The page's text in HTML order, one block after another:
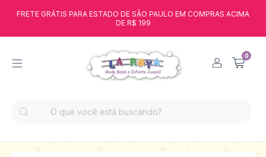
FRETE GRÁTIS PARA ESTADO DE SÃO PAULO EM COMPRAS ACIMA
DE R$ 199
0